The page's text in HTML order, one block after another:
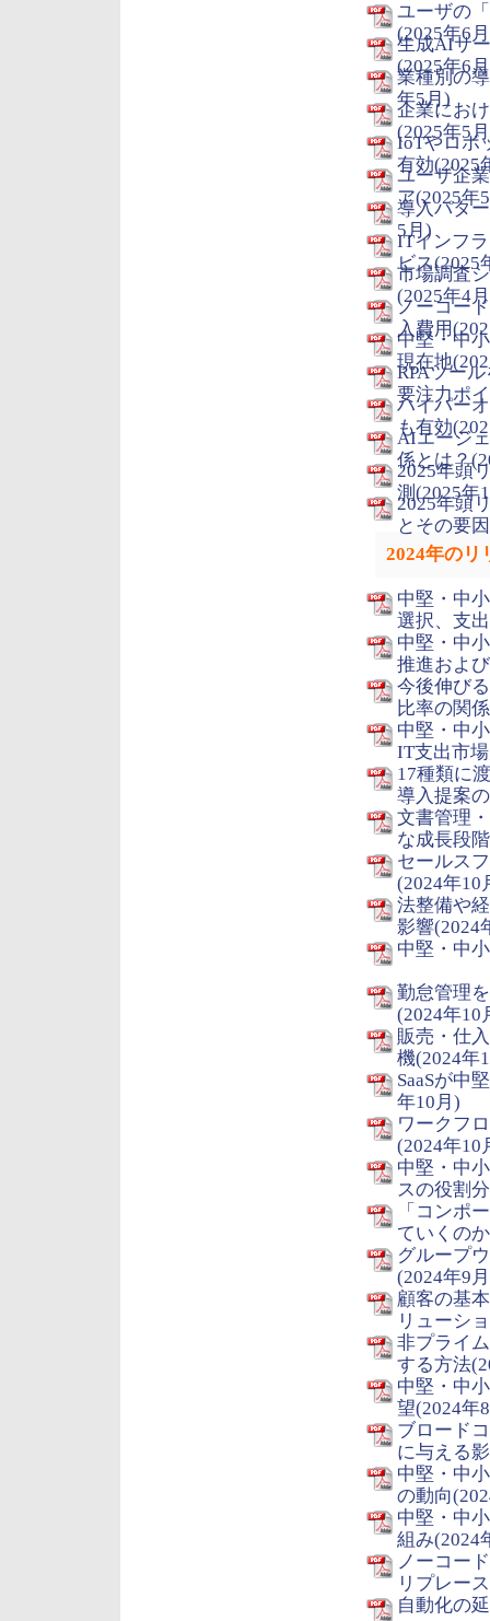
ユーザの
(2025年6
生成AIサ
(2025年6
業種別の
年5月)
企業にお
(2025年5
IoTやロボ
有効(2025
ユーザ企
ア(2025年
導入パタ
5月)
ITインフ
ビス(2025
市場調査
(2025年4
ノーコー
入費用
中堅・中
現在地
RPAツー
要注力ポ
ハイパー
も有効
AIエージ
係とは？
2025年頭
測(2025年
2025年頭
とその要
2024年のリ
中堅・中
選択、支
中堅・中
推進およ
今後伸び
比率の関
中堅・中
IT支出市
17種類に
導入提案
文書管理
な成長段
セールス
(2024年10
法整備や
影響(2024
中堅・中
勤怠管理
(2024年10
販売・仕
機(2024年
SaaSが中
年10月)
ワークフ
(2024年10
中堅・中
スの役割
「コンポ
ていくの
グループ
(2024年9
顧客の基
リューシ
非プライ
する方法
中堅・中
望(2024年
ブロード
に与える
中堅・中
の動向
中堅・中
組み(2024
ノーコー
リプレー
自動化の